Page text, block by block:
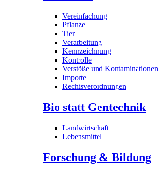
Vereinfachung
Pflanze
Tier
Verarbeitung
Kennzeichnung
Kontrolle
Verstöße und Kontaminationen
Importe
Rechtsverordnungen
Bio statt Gentechnik
Landwirtschaft
Lebensmittel
Forschung & Bildung